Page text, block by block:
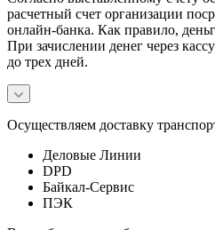
расчетный счет организации
онлайн-банка. Как правило,
При зачислении денег через
до трех дней.
Осуществляем доставку
Деловые Линии
DPD
Байкал-Сервис
ПЭК